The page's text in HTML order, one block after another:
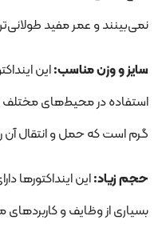
نمی‌بینند و عمر مفید
سایز و وزن مناسب:
گرم است که حمل و انتقال آن
حجم زیاد:
بسیاری از وظایف و